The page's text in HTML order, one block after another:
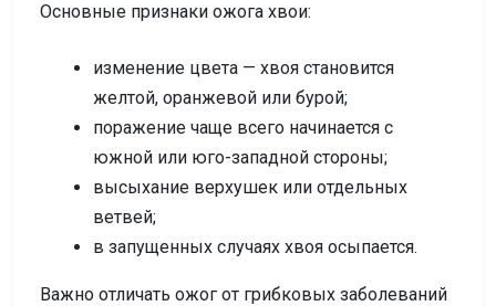
Основные признаки ожога хвои:
изменение цвета — хвоя становится
желтой, оранжевой или бурой;
поражение чаще всего начинается с
южной или юго-западной стороны;
высыхание верхушек или отдельных
ветвей;
в запущенных случаях хвоя осыпается.
Важно отличать ожог от грибковых заболеваний